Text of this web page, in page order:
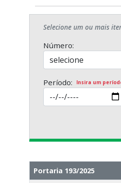
Selecione um ou mais
Número:
Período: Insira um
Portaria 193/2025